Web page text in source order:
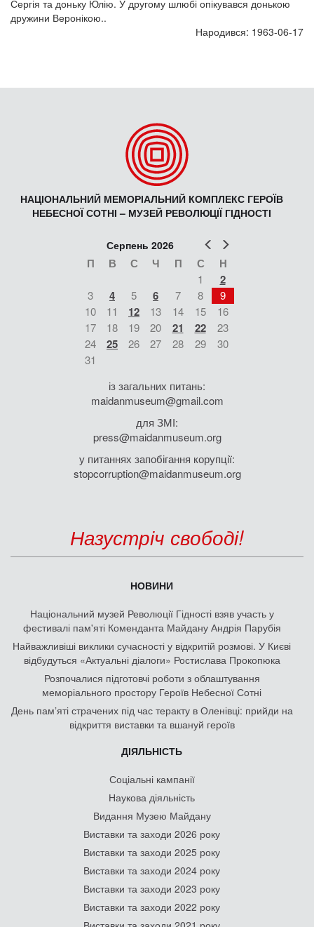
Сергія та доньку Юлію. У другому шлюбі опікувався донькою
дружини Веронікою..
Народився: 1963-06-17
НАЦІОНАЛЬНИЙ МЕМОРІАЛЬНИЙ КОМПЛЕКС ГЕРОЇВ
НЕБЕСНОЇ СОТНІ – МУЗЕЙ РЕВОЛЮЦІЇ ГІДНОСТІ
Попер
Серпень 2026
П В С Ч П С Н
1 2
3 4 5 6 7 8
9
10
11 12 13 14 15
16
17
18 19 20 21 22
23
24
25 26 27 28 29
30
31
із загальних питань:
maidanmuseum@gmail.com
для ЗМІ:
press@maidanmuseum.org
у питаннях запобігання корупції:
stopcorruption@maidanmuseum.org
Назустріч свободі!
НОВИНИ
Національний музей Революції Гідності взяв участь у
фестивалі пам'яті Коменданта Майдану Андрія Парубія
Найважливіші виклики сучасності у відкритій розмові. У Києві
відбудуться «Актуальні діалоги» Ростислава Прокопюка
Розпочалися підготовчі роботи з облаштування
меморіального простору Героїв Небесної Сотні
День памʼяті страчених під час теракту в Оленівці: прийди на
відкриття виставки та вшануй героїв
ДІЯЛЬНІСТЬ
Соціальні кампанії
Наукова діяльність
Видання Музею Майдану
Виставки та заходи 2026 року
Виставки та заходи 2025 року
Виставки та заходи 2024 року
Виставки та заходи 2023 року
Виставки та заходи 2022 року